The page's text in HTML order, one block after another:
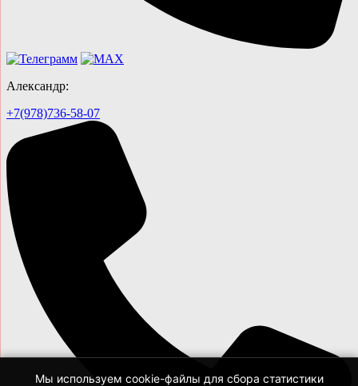
Александр:
+7(978)736-58-07
Мы используем cookie-файлы для сбора статистики